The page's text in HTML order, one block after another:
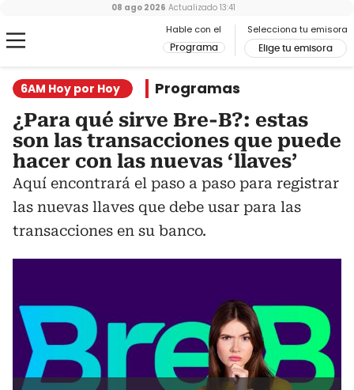
Hable con el
Programa
Selecciona tu emisora
Elige tu emisora
08 ago 2026 Actualizado 13:41
6AM Hoy por Hoy Programas
¿Para qué sirve Bre-B?: estas
son las transacciones que puede
hacer con las nuevas ‘llaves’
Aquí encontrará el paso a paso para registrar
las nuevas llaves que debe usar para las
transacciones en su banco.